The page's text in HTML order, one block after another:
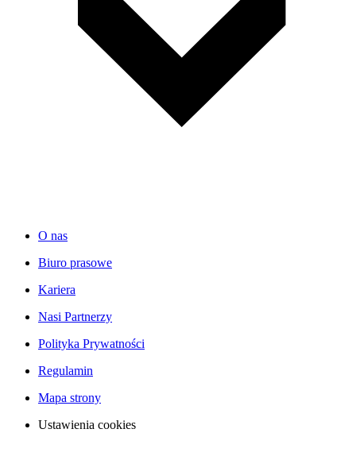
O nas
Biuro prasowe
Kariera
Nasi Partnerzy
Polityka Prywatności
Regulamin
Mapa strony
Ustawienia cookies